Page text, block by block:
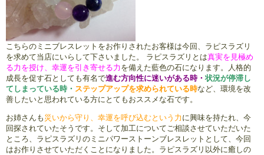
こちらのミニブレスレットをお作りされたお客様は今回、ラピスラズリ
を求めて当店にいらして下さいました。
ラピスラズリとは真実を見極め
る力を授け、幸運を引き寄せる力 を備えた藍色の石になります。人格的
成長を促す石としても有名で進む方向性に迷いがある時・状況が停滞し
てしまっている時・ ステップアップを求められている時など、環境を改
善したいと思われている方にとてもおススメな石です。
お姉さんも 災いから守り、幸運を呼び込むという力 に興味を持たれ、今
回探されていたそうです。そして加工についてご相談させていただいた
ところ、ラピスラズリのミニパワーストーンブレスレットとして、今回
はお作りさせていただくことになりました。ラピスラズリ以外に癒しの